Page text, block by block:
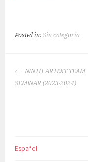
Posted in:Sin categoría
POST
NAVIGATION
NINTH ARTEXT TEAM
SEMINAR (2023-2024)
Español